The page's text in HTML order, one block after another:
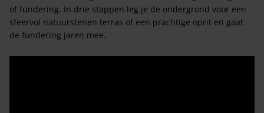
of fundering. In drie stappen leg je de ondergrond voor een
sfeervol natuurstenen terras of een prachtige oprit en gaat
de fundering jaren mee.